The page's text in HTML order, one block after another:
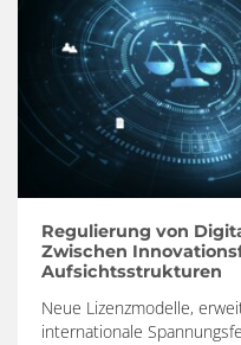
Regulierung von
Zwischen
Aufsichtsstrukturen
Neue Lizenzmodelle,
internationale